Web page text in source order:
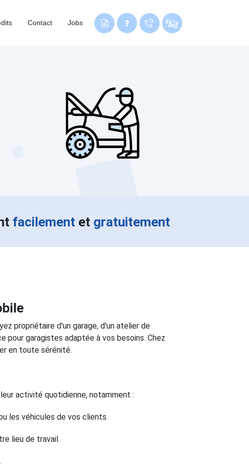
Contact Jobs
facilement et gratuitement
propriétaire d'un garage, d'un atelier de
pour garagistes adaptée à vos besoins. Chez
en toute sérénité.
activité quotidienne, notamment :
les véhicules de vos clients.
lieu de travail.